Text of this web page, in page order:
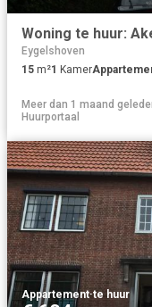
Woning te huur:
Eygelshoven
15 m²1 Kamer
Meer dan 1 maand
Huurportaal
Appartement·te huur